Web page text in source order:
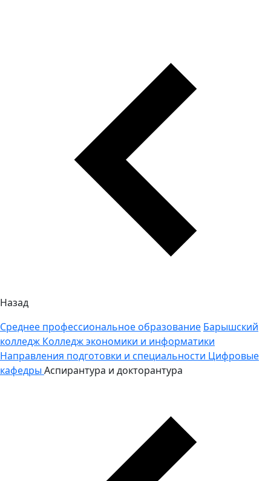
Назад
Среднее профессиональное образование Барышский
колледж Колледж экономики и информатики
Направления подготовки и специальности Цифровые
кафедры Аспирантура и докторантура